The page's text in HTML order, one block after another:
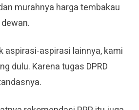
murahnya harga tembakau
aspirasi-aspirasi lainnya, kami
dulu. Karena tugas DPRD